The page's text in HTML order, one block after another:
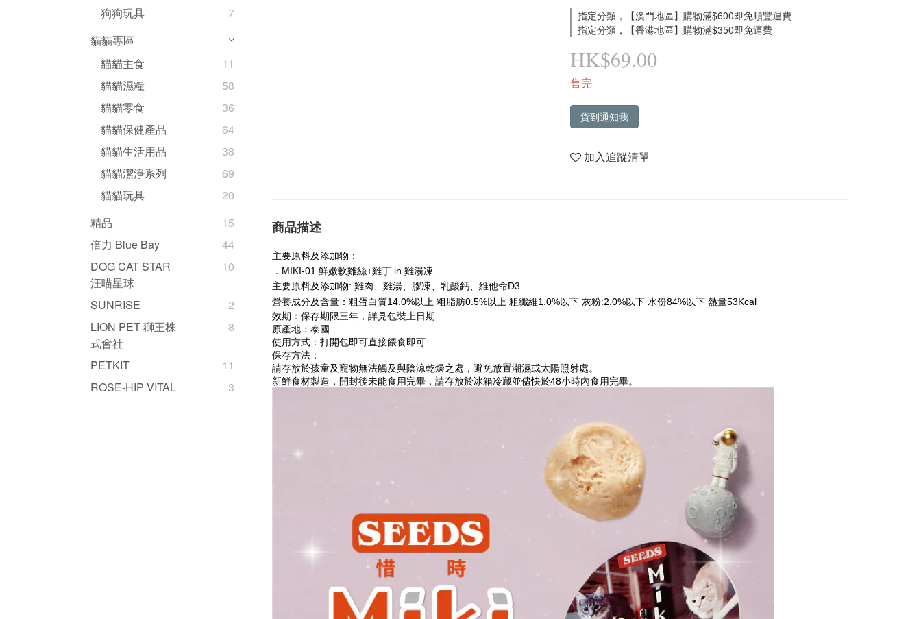
狗狗玩具
7
貓貓專區
貓貓主食
11
貓貓濕糧
58
貓貓零食
36
貓貓保健產品
64
貓貓生活用品
38
貓貓潔淨系列
69
貓貓玩具
20
精品
15
倍力 Blue Bay
44
DOG CAT STAR
汪喵星球
10
SUNRISE
2
LION PET 獅王株
式會社
8
PETKIT
11
ROSE-HIP VITAL
3
指定分類，【澳門地區】購物滿$600即免順豐運費
指定分類，【香港地區】購物滿$350即免運費
HK$69.00
售完
貨到通知我
加入追蹤清單
商品描述
主要原料及添加物：
．MIKI-01 鮮嫩軟雞絲+雞丁 in 雞湯凍
主要原料及添加物: 雞肉、雞湯、膠凍、乳酸鈣、維他命D3
營養成分及含量：粗蛋白質14.0%以上 粗脂肪0.5%以上 粗纖維1.0%以下 灰粉:2.0%以下 水份84%以下 熱量53Kcal
效期：保存期限三年，詳見包裝上日期
原產地：泰國
使用方式：打開包即可直接餵食即可
保存方法：
請存放於孩童及寵物無法觸及與陰涼乾燥之處，避免放置潮濕或太陽照射處。
新鮮食材製造，開封後未能食用完畢，請存放於冰箱冷藏並儘快於48小時內食用完畢。